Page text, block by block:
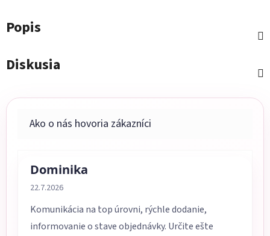
Popis
Diskusia
Dominika
Hodnotenie obchodu je 5 z 5 hviezdičiek.
22.7.2026
Komunikácia na top úrovni, rýchle dodanie,
informovanie o stave objednávky. Určite ešte